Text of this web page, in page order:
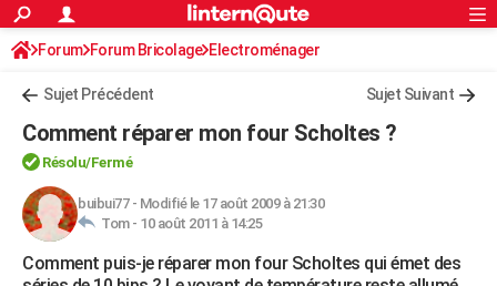
ACTUALITÉS
Politique
Société
Faits Divers
Education
Monde
Villes
+
Programme TV
TNTStreaming
Cinéma
Sorties cinéma
Musique
+FINANCE
Retraite
Impôts
Epargne
Immobilier
Risques naturels par ville
Banque
Assurance
Crédit
AUTO
Essais
Réserver un essai
Citadines
Berlines
SUV
Forum auto
S'inscrire
Connexion
Forum Forum Bricolage Electroménager
Sujet Précédent Sujet Suivant
Comment réparer mon four Scholtes ?
Résolu/Fermé
buibui77- Modifié le 17 août 2009 à 21:30
Tom - 10 août 2011 à 14:25
Comment puis-je réparer mon four Scholtes qui émet des